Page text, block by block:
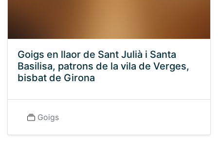
Goigs en llaor de Sant Julià i Santa
Basilisa, patrons de la vila de Verges,
bisbat de Girona
Goigs